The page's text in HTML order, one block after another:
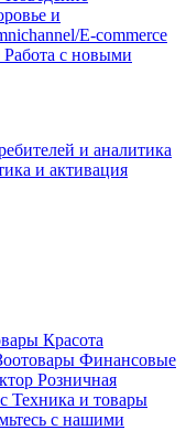
и
E-commerce
Работа с новыми
и аналитика
и активация
Красота
Финансовые
Розничная
Техника и товары
с нашими